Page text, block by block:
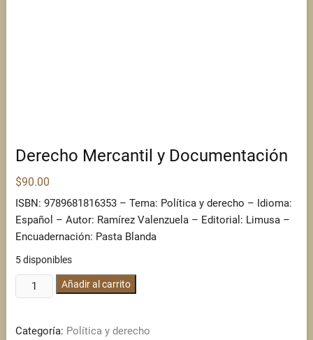
Derecho Mercantil y Documentación
$90.00
ISBN: 9789681816353 – Tema: Política y derecho – Idioma:
Español – Autor: Ramírez Valenzuela – Editorial: Limusa –
Encuadernación: Pasta Blanda
5 disponibles
Derecho
Mercantil
Documentación
Añadir al carrito
Categoría: Política y derecho